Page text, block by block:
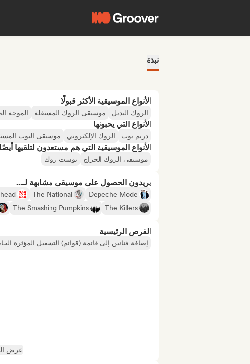
نبذة
الأنواع الموسيقية الأكثر قبولًا
الروك البديل موسيقى الروك المستقلة الموجة
الأنواع التي يحبونها
دريم بوب الروك الإلكتروني موسيقى البوب
الأنواع الموسيقية التي هم مستعدون لتلقيها أيضًا
موسيقى الروك الجراج بوست روك
يريدون الحصول على موسيقى مشابهة لـ...
Depeche Mode
The National
The Killers
The Smashing Pumpkins
الفرص الرئيسية
إضافة فنانين إلى قائمة (قوائم) التشغيل المؤثرة
عرض